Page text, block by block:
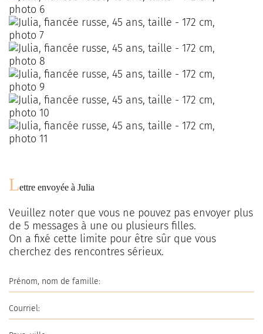
Lettre envoyée à Julia
Veuillez noter que vous ne pouvez pas envoyer plus
de 5 messages à une ou plusieurs filles.
On a fixé cette limite pour être sûr que vous
cherchez des rencontres sérieux.